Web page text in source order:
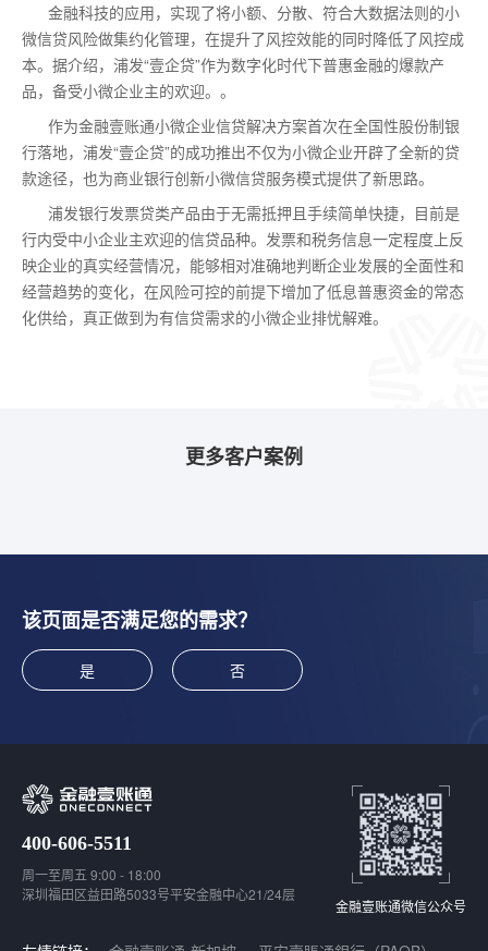
金融科技的应用，实现了将小额、分散、符合大数据法则的小
微信贷风险做集约化管理，在提升了风控效能的同时降低了风控成
本。据介绍，浦发“壹企贷”作为数字化时代下普惠金融的爆款产
品，备受小微企业主的欢迎。。
作为金融壹账通小微企业信贷解决方案首次在全国性股份制银
行落地，浦发“壹企贷”的成功推出不仅为小微企业开辟了全新的贷
款途径，也为商业银行创新小微信贷服务模式提供了新思路。
浦发银行发票贷类产品由于无需抵押且手续简单快捷，目前是
行内受中小企业主欢迎的信贷品种。发票和税务信息一定程度上反
映企业的真实经营情况，能够相对准确地判断企业发展的全面性和
经营趋势的变化，在风险可控的前提下增加了低息普惠资金的常态
化供给，真正做到为有信贷需求的小微企业排忧解难。
更多客户案例
该页面是否满足您的需求？
是 否
400-606-5511
周一至周五 9:00 - 18:00
深圳福田区益田路5033号平安金融中心21/24层
金融壹账通微信公众号